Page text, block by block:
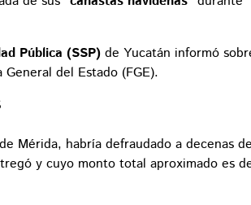
Pública (SSP) de Yucatán informó
del Estado (FGE).
Mérida, habría defraudado a decenas de
y cuyo monto total aproximado es